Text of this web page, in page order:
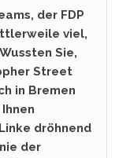
der FDP
viel,
Sie,
Street
in Bremen
dröhnend
der